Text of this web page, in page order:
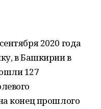
2020 года
в Башкирии в
127
конец прошлого